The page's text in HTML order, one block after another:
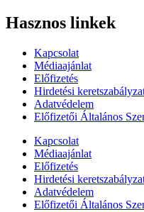
Hasznos linkek
Kapcsolat
Médiaajánlat
Előfizetés
Hirdetési
Adatvédelem
Előfizetői Általános
Kapcsolat
Médiaajánlat
Előfizetés
Hirdetési
Adatvédelem
Előfizetői Általános